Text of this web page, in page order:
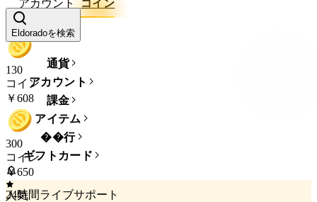
Eldoradoを検索
通貨
アカウント
課金
アイテム
��行
ギフトカード
24時間ライブサポート
アカウント
コイン
数量
130
コイン
￥608
300
コイン
￥650
人気